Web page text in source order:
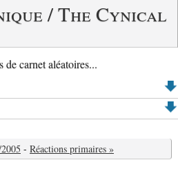
/ The Cynical
carnet aléatoires...
- Réactions primaires »